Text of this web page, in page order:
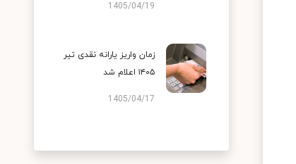
1405/04/19
زمان واریز یارانه نقدی تیر
۱۴۰۵ اعلام شد
1405/04/17